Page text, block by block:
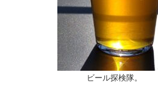
ビール探検隊。